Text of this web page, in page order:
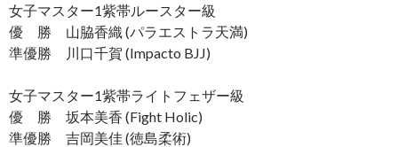
女子マスター1紫帯ルースター級
優 勝 山脇香織 (パラエストラ天満)
準優勝 川口千賀 (Impacto BJJ)
女子マスター1紫帯ライトフェザー級
優 勝 坂本美香 (Fight Holic)
準優勝 吉岡美佳 (徳島柔術)